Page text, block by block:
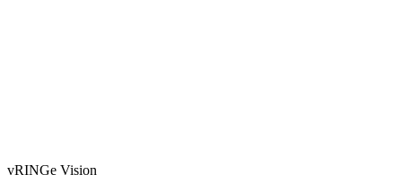
vRINGe Vision